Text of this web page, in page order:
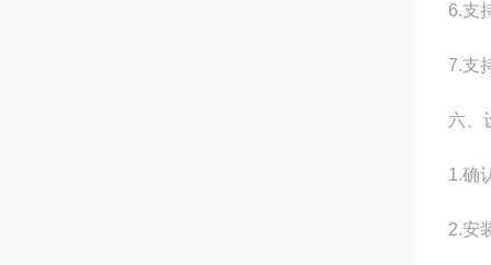
6.支
7.支
六、
1.确
2.安